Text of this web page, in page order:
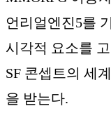
언리얼엔진5를
시각적 요소를
SF 콘셉트의 세
을 받는다.